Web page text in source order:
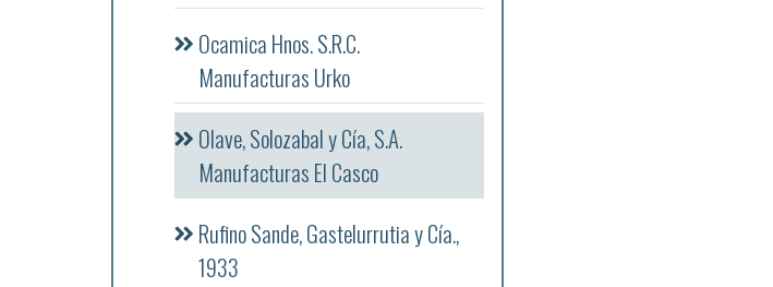
Ocamica Hnos. S.R.C.
Manufacturas Urko
Olave, Solozabal y Cía, S.A.
Manufacturas El Casco
Rufino Sande, Gastelurrutia y Cía.,
1933